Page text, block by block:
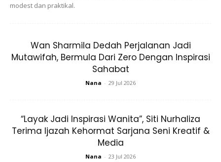
Ads
modest dan praktikal.
Wan Sharmila Dedah Perjalanan Jadi
Mutawifah, Bermula Dari Zero Dengan Inspirasi
Sahabat
Nana - 29 Jul 2026
“Layak Jadi Inspirasi Wanita”, Siti Nurhaliza
Terima Ijazah Kehormat Sarjana Seni Kreatif &
Media
Nana - 23 Jul 2026